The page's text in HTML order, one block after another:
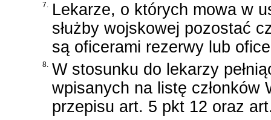
7. Lekarze, o których mowa w
służby wojskowej pozostać
są oficerami rezerwy lub
8. W stosunku do lekarzy
wpisanych na listę
przepisu art. 5 pkt 12 oraz